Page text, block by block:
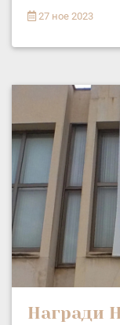
27 ное 2023
Награди